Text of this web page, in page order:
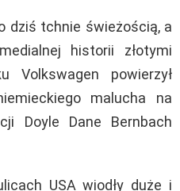
dziś tchnie świeżością, a
historii złotymi
Volkswagen powierzył
malucha na
Doyle Dane Bernbach
USA wiodły duże i